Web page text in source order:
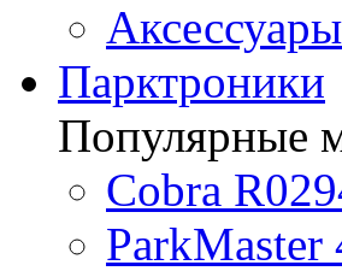
Парктроники
Популярные
Cobra
ParkMaster